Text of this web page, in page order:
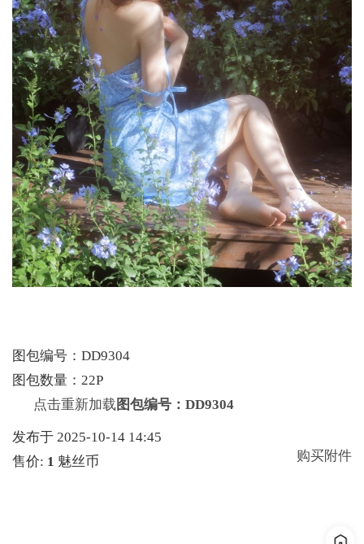
图包编号：DD9304
图包数量：22P
点击重新加载 图包编号：DD9304
发布于 2025-10-14 14:45
售价: 1 魅丝币 购买附件